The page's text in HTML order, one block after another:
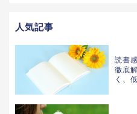
人気記事
読書
徹底
く、